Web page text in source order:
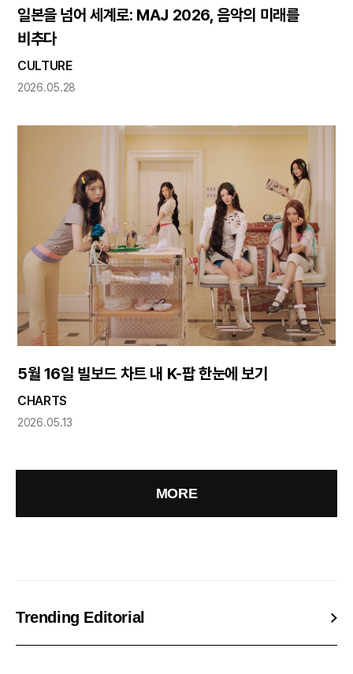
일본을 넘어 세계로: MAJ 2026, 음악의 미래를
비추다
CULTURE
2026.05.28
5월 16일 빌보드 차트 내 K-팝 한눈에 보기
CHARTS
2026.05.13
MORE
Trending Editorial